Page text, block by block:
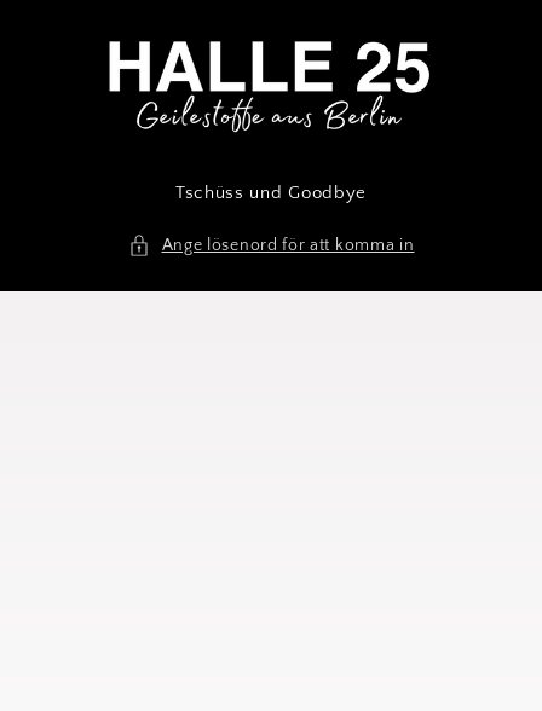
Tschüss und Goodbye
Ange lösenord för att komma in